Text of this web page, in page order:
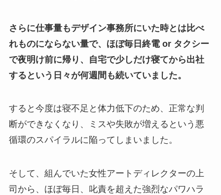
さらに仕事量もデザイン事務所にいた時とは比べ
れものにならない量で、ほぼ毎日終電 or タクシー
で夜明け前に帰り、自宅で少しだけ寝てから出社
するという日々が何週間も続いていました。
すると今度は寝不足と体力低下のため、正常な判
断ができなくなり、ミスや失敗が増えるという悪
循環のスパイラルに陥ってしまいました。
そして、組んでいた女性アートディレクターの上
司から、ほぼ毎日、叱責を超えた強烈なパワハラ